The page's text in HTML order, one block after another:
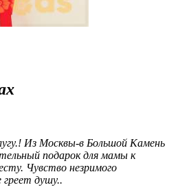
Из Москвы-в Большой Камень
подарок для мамы к
Чувство незримого
греет душу..